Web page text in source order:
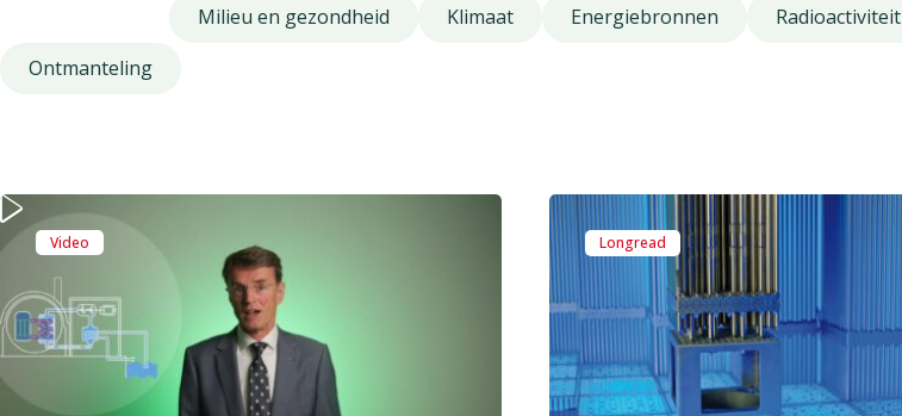
Milieu en gezondheid Klimaat Energiebronnen Radioactiviteit
Ontmanteling
Video Longread